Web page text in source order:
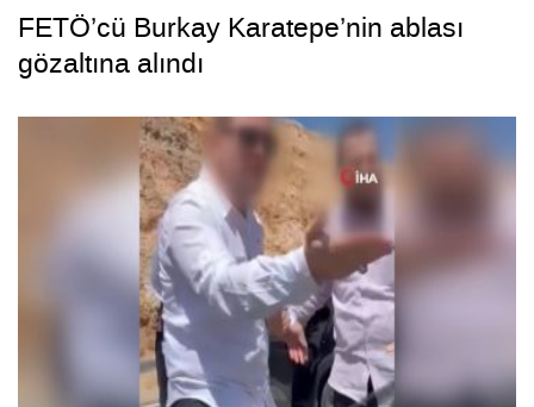
FETÖ’cü Burkay Karatepe’nin ablası
gözaltına alındı